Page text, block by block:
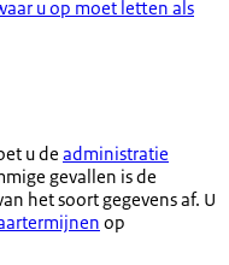
u op moet letten als
u de administratie
gevallen is de
het soort gegevens af. U
op